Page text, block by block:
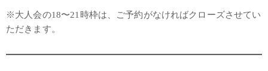
※大人会の18〜21時枠は、ご予約がなければクローズさせてい
ただきます。